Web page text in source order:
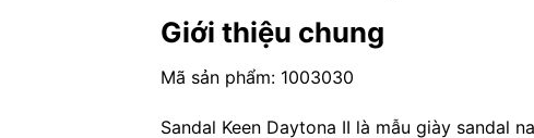
Giới thiệu chung
Mã sản phẩm: 1003030
Sandal Keen Daytona II là mẫu giày sandal